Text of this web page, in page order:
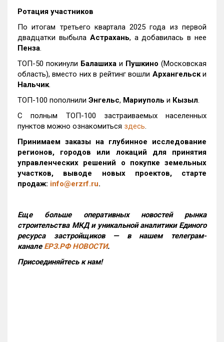
Ротация участников
По итогам третьего квартала 2025 года из первой
двадцатки выбыла Астрахань, а добавилась в нее
Пенза.
ТОП-50 покинули Балашиха и Пушкино (Московская
область), вместо них в рейтинг вошли Архангельски
Нальчик.
ТОП-100 пополнили Энгельс, Мариуполь и Кызыл.
С полным ТОП-100 застраиваемых населенных
пунктов можно ознакомиться здесь.
Принимаем заказы на глубинное исследование
регионов, городов или локаций для принятия
управленческих решений о покупке земельных
участков, выводе новых проектов, старте
продаж: info@erzrf.ru.
Еще больше оперативных новостей рынка
строительства МКД и уникальной аналитики Единого
ресурса застройщиков — в нашем телеграм-
канале ЕРЗ.РФ НОВОСТИ.
Присоединяйтесь к нам!